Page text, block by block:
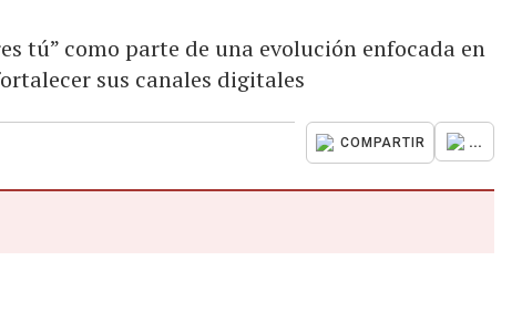
tú” como parte de una evolución enfocada en
sus canales digitales
COMPARTIR ...